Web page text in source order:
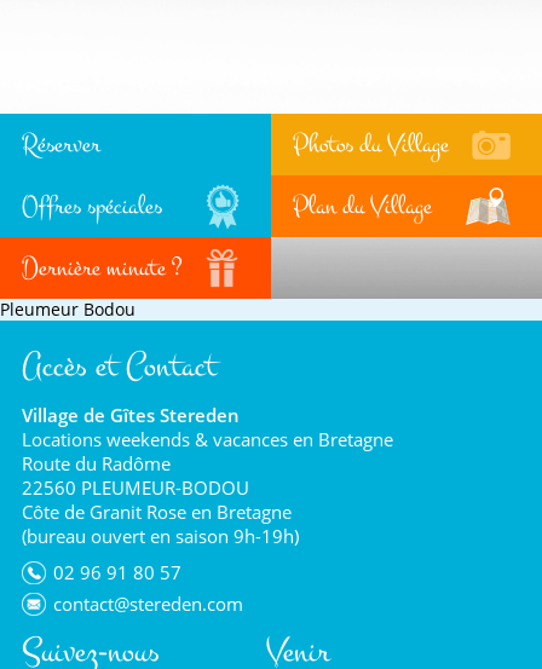
Réserver
Photos du Village
Offres spéciales
Plan du Village
Dernière minute ?
Pleumeur Bodou
Accès et Contact
Village de Gîtes Stereden
Locations weekends & vacances en Bretagne
Route du Radôme
22560 PLEUMEUR-BODOU
Côte de Granit Rose en Bretagne
(bureau ouvert en saison 9h-19h)
02 96 91 80 57
contact@stereden.com
Suivez-nous Venir